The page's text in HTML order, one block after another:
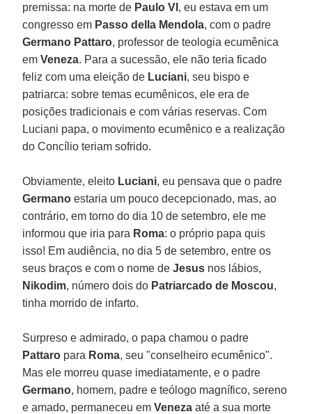
premissa: na morte de Paulo VI , eu estava em um
congresso em Passo della Mendola, com o padre
Germano Pattaro, professor de teologia ecumênica
emVeneza. Para a sucessão, ele não teria ficado
feliz com uma eleição de Luciani, seu bispo e
patriarca: sobre temas ecumênicos, ele era de
posições tradicionais e com várias reservas. Com
Luciani papa, o movimento ecumênico e a realização
do Concílio teriam sofrido.
Obviamente, eleito Luciani, eu pensava que o padre
Germano estaria um pouco decepcionado, mas, ao
contrário, em torno do dia 10 de setembro, ele me
informou que iria para Roma: o próprio papa quis
isso! Em audiência, no dia 5 de setembro, entre os
seus braços e com o nome deJesus nos lábios,
Nikodim, número dois do Patriarcado de Moscou,
tinha morrido de infarto.
Surpreso e admirado, o papa chamou o padre
Pattaro para Roma, seu "conselheiro ecumênico".
Mas ele morreu quase imediatamente, e o padre
Germano, homem, padre e teólogo magnífico, sereno
e amado, permaneceu emVeneza até a sua morte